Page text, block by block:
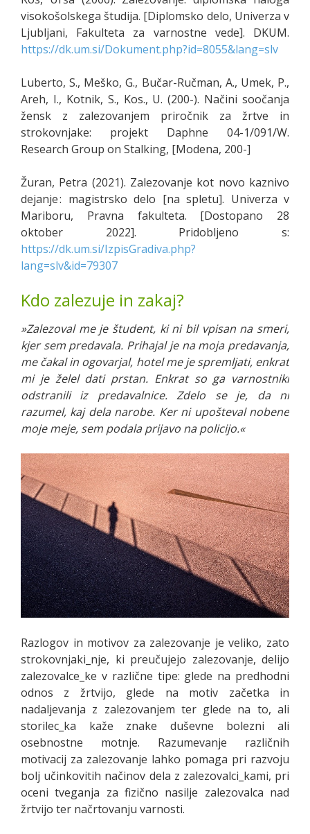
visokošolskega študija. [Diplomsko delo, Univerza v
Ljubljani, Fakulteta za varnostne vede]. DKUM.
https://dk.um.si/Dokument.php?id=8055&lang=slv
Luberto, S., Meško, G., Bučar-Ručman, A., Umek, P.,
Areh, I., Kotnik, S., Kos., U. (200-). Načini soočanja
žensk z zalezovanjem priročnik za žrtve in
strokovnjake: projekt Daphne 04-1/091/W.
Research Group on Stalking, [Modena, 200-]
Žuran, Petra (2021). Zalezovanje kot novo kaznivo
dejanje : magistrsko delo [na spletu]. Univerza v
Mariboru, Pravna fakulteta. [Dostopano 28
oktober 2022]. Pridobljeno s:
https://dk.um.si/IzpisGradiva.php?
lang=slv&id=79307
Kdo zalezuje in zakaj?
»Zalezoval me je študent, ki ni bil vpisan na smeri,
kjer sem predavala. Prihajal je na moja predavanja,
me čakal in ogovarjal, hotel me je spremljati, enkrat
mi je želel dati prstan. Enkrat so ga varnostniki
odstranili iz predavalnice. Zdelo se je, da ni
razumel, kaj dela narobe. Ker ni upošteval nobene
moje meje, sem podala prijavo na policijo.«
Razlogov in motivov za zalezovanje je veliko, zato
strokovnjaki_nje, ki preučujejo zalezovanje, delijo
zalezovalce_ke v različne tipe: glede na predhodni
odnos z žrtvijo, glede na motiv začetka in
nadaljevanja z zalezovanjem ter glede na to, ali
storilec_ka kaže znake duševne bolezni ali
osebnostne motnje. Razumevanje različnih
motivacij za zalezovanje lahko pomaga pri razvoju
bolj učinkovitih načinov dela z zalezovalci_kami, pri
oceni tveganja za fizično nasilje zalezovalca nad
žrtvijo ter načrtovanju varnosti.